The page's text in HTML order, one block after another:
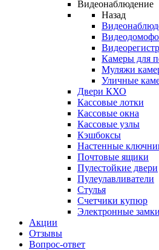
Видеонаблюдение
Назад
Камеры для
Муляжи
Уличные
Двери КХО
Кассовые лотки
Кассовые окна
Кассовые узлы
Кэшбоксы
Настенные
Почтовые ящики
Пулестойкие двери
Пулеулавливатели
Стулья
Счетчики купюр
Электронные замки
Акции
Отзывы
Вопрос-ответ